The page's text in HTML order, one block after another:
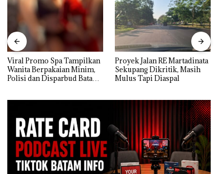
Viral Promo Spa Tampilkan
Wanita Berpakaian Minim,
Polisi dan Disparbud Batam
Proyek Jalan RE Martadinata
Sekupang Dikritik, Masih
Mulus Tapi Diaspal